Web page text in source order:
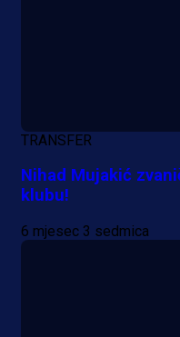
TRANSFER
Nihad Mujakić
klubu!
6 mjesec 3 sedmica